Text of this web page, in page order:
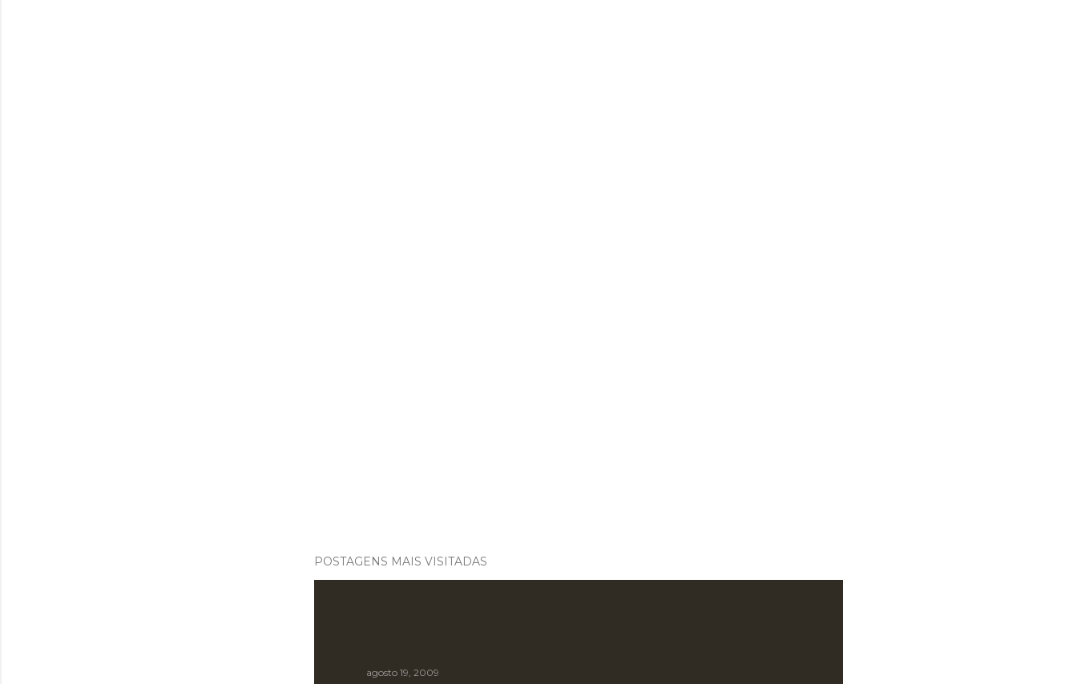
POSTAGENS MAIS VISITADAS
agosto 19, 2009